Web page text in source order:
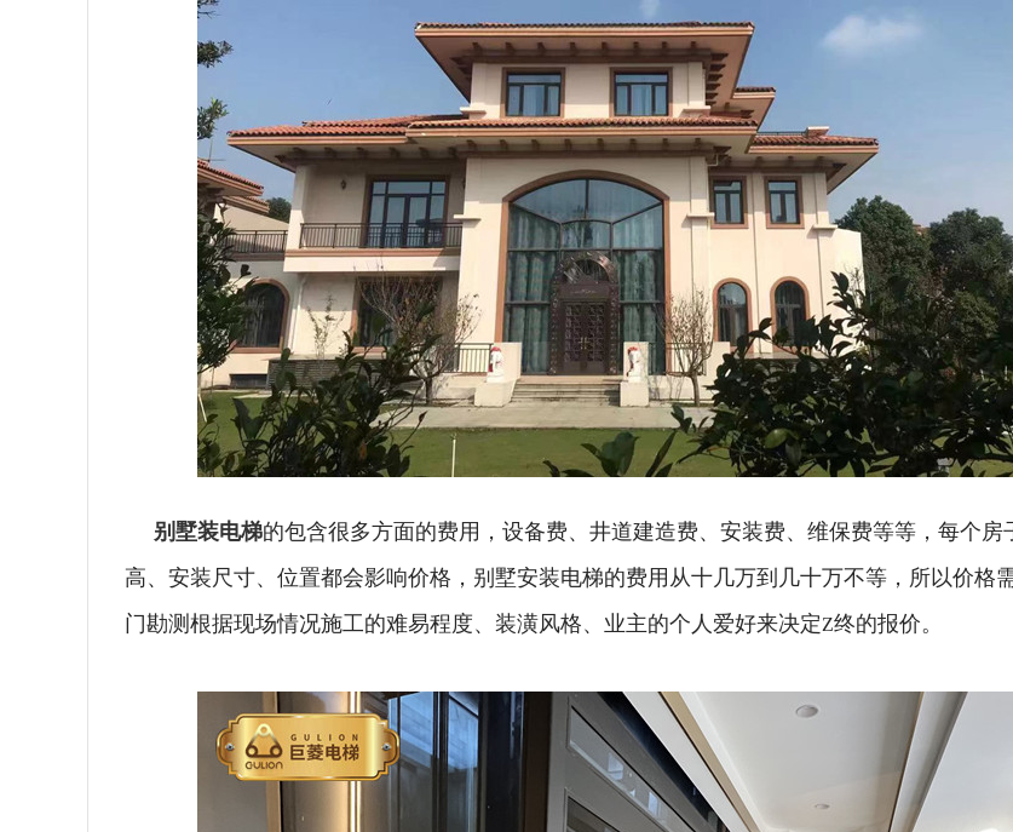
别墅装电梯的包含很多方面的费用，设备费、井道建造费、安装费、维保费等等，每个房
高、安装尺寸、位置都会影响价格，别墅安装电梯的费用从十几万到几十万不等，所以价格
门勘测根据现场情况施工的难易程度、装潢风格、业主的个人爱好来决定Z终的报价。